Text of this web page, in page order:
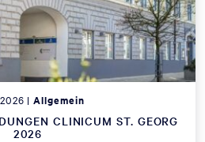
|Allgemein
CLINICUM ST. GEORG
2026